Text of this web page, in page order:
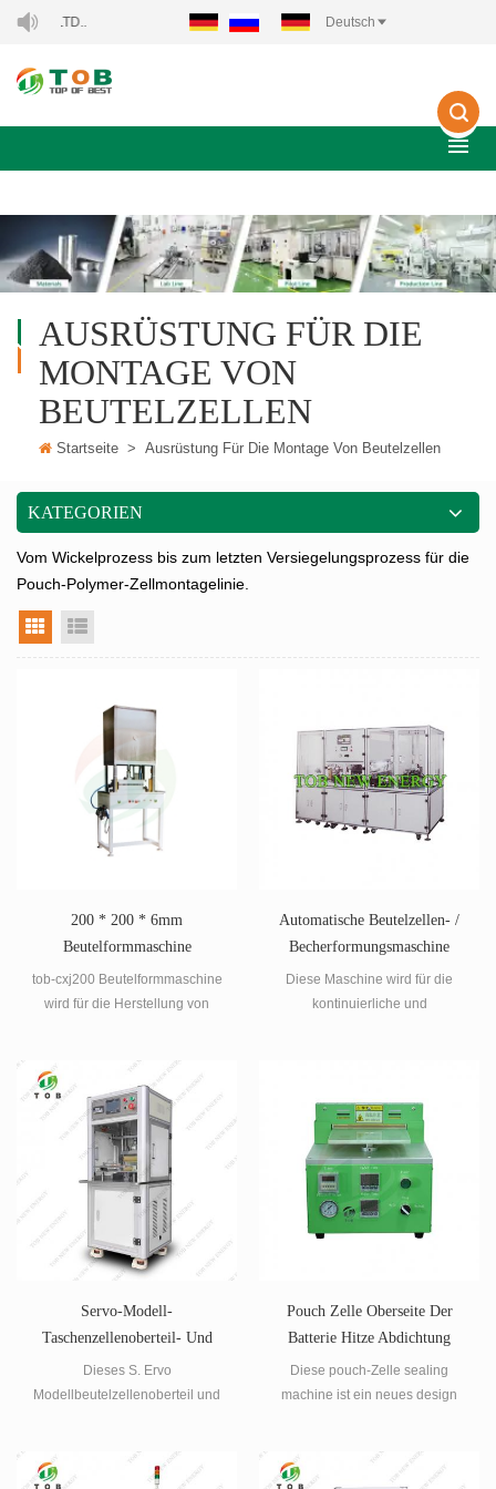
WILLKOMMEN ZU XIAMEN TOB NEW ENERGY
Deutsch
AUSRÜSTUNG FÜR DIE
MONTAGE VON
BEUTELZELLEN
Startseite > Ausrüstung Für Die Montage Von Beutelzellen
KATEGORIEN
Vom Wickelprozess bis zum letzten Versiegelungsprozess für die
Pouch-Polymer-Zellmontagelinie.
Rasteransicht
200 * 200 * 6mm
Beutelformmaschine
tob-cxj200 Beutelformmaschine
wird für die Herstellung von
und in der Produktionslinie zur
Herstellung von
Beutelzellenbatterien verwendet.
Automatische Beutelzellen- /
Becherformungsmaschine
Diese Maschine wird für die
kontinuierliche und
Servo-Modell-
Taschenzellenoberteil- Und
Seit-Sealer-Batterie-
Heißsiegelmaschine
Dieses S. Ervo
Modellbeutelzellenoberteil und
et sich für
Pouch Zelle Oberseite Der
Batterie Hitze Abdichtung
Maschine
Diese pouch-Zelle sealing
machine ist ein neues design
Maschine. Es hat eine bessere